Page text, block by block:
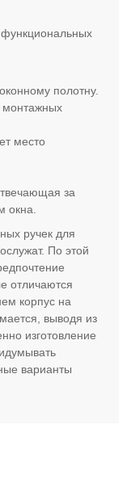
функциональных
полотну.
монтажных
место
за
окна.
ручек для
По этой
отличаются
корпус на
выводя из
изготовление
варианты